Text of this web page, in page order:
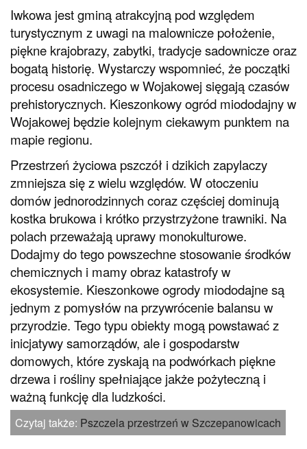
Iwkowa jest gminą atrakcyjną pod względem
turystycznym z uwagi na malownicze położenie,
piękne krajobrazy, zabytki, tradycje sadownicze oraz
bogatą historię. Wystarczy wspomnieć, że początki
procesu osadniczego w Wojakowej sięgają czasów
prehistorycznych. Kieszonkowy ogród miododajny w
Wojakowej będzie kolejnym ciekawym punktem na
mapie regionu.
Przestrzeń życiowa pszczół i dzikich zapylaczy
zmniejsza się z wielu względów. W otoczeniu
domów jednorodzinnych coraz częściej dominują
kostka brukowa i krótko przystrzyżone trawniki. Na
polach przeważają uprawy monokulturowe.
Dodajmy do tego powszechne stosowanie środków
chemicznych i mamy obraz katastrofy w
ekosystemie. Kieszonkowe ogrody miododajne są
jednym z pomysłów na przywrócenie balansu w
przyrodzie. Tego typu obiekty mogą powstawać z
inicjatywy samorządów, ale i gospodarstw
domowych, które zyskają na podwórkach piękne
drzewa i rośliny spełniające jakże pożyteczną i
ważną funkcję dla ludzkości.
Czytaj także: Pszczela przestrzeń w Szczepanowicach